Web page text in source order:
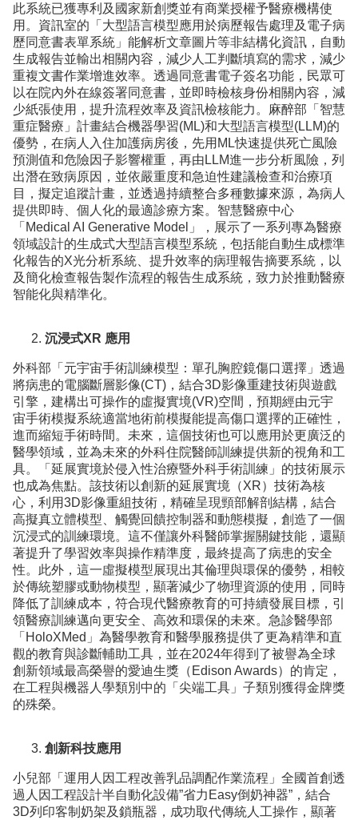
此系統已獲專利及國家新創獎並有商業授權予醫療機構使
用。資訊室的「大型語言模型應用於病歷報告處理及電子病
歷同意書表單系統」能解析文章圖片等非結構化資訊，自動
生成報告並輸出相關內容，減少人工判斷填寫的需求，減少
重複文書作業增進效率。透過同意書電子簽名功能，民眾可
以在院內外在線簽署同意書，並即時檢核身份相關內容，減
少紙張使用，提升流程效率及資訊檢核能力。麻醉部「智慧
重症醫療」計畫結合機器學習(ML)和大型語言模型(LLM)的
優勢，在病人入住加護病房後，先用ML快速提供死亡風險
預測值和危險因子影響權重，再由LLM進一步分析風險，列
出潛在致病原因，並依嚴重度和急迫性建議檢查和治療項
目，擬定追蹤計畫，並透過持續整合多種數據來源，為病人
提供即時、個人化的最適診療方案。智慧醫療中心
「Medical AI Generative Model」，展示了一系列專為醫療
領域設計的生成式大型語言模型系統，包括能自動生成標準
化報告的X光分析系統、提升效率的病理報告摘要系統，以
及簡化檢查報告製作流程的報告生成系統，致力於推動醫療
智能化與精準化。
沉浸式XR 應用
外科部「元宇宙手術訓練模型：單孔胸腔鏡傷口選擇」透過
將病患的電腦斷層影像(CT)，結合3D影像重建技術與遊戲
引擎，建構出可操作的虛擬實境(VR)空間，預期經由元宇
宙手術模擬系統適當地術前模擬能提高傷口選擇的正確性，
進而縮短手術時間。未來，這個技術也可以應用於更廣泛的
醫學領域，並為未來的外科住院醫師訓練提供新的視角和工
具。「延展實境於侵入性治療暨外科手術訓練」的技術展示
也成為焦點。該技術以創新的延展實境（XR）技術為核
心，利用3D影像重組技術，精確呈現頸部解剖結構，結合
高擬真立體模型、觸覺回饋控制器和動態模擬，創造了一個
沉浸式的訓練環境。這不僅讓外科醫師掌握關鍵技能，還顯
著提升了學習效率與操作精準度，最終提高了病患的安全
性。此外，這一虛擬模型展現出其倫理與環保的優勢，相較
於傳統塑膠或動物模型，顯著減少了物理資源的使用，同時
降低了訓練成本，符合現代醫療教育的可持續發展目標，引
領醫療訓練邁向更安全、高效和環保的未來。急診醫學部
「HoloXMed」為醫學教育和醫學服務提供了更為精準和直
觀的教育與診斷輔助工具，並在2024年得到了被譽為全球
創新領域最高榮譽的愛迪生獎（Edison Awards）的肯定，
在工程與機器人學類別中的「尖端工具」子類別獲得金牌獎
的殊榮。
創新科技應用
小兒部「運用人因工程改善乳品調配作業流程」全國首創透
過人因工程設計半自動化設備”省力Easy倒奶神器”，結合
3D列印客制奶架及鎖瓶器，成功取代傳統人工操作，顯著